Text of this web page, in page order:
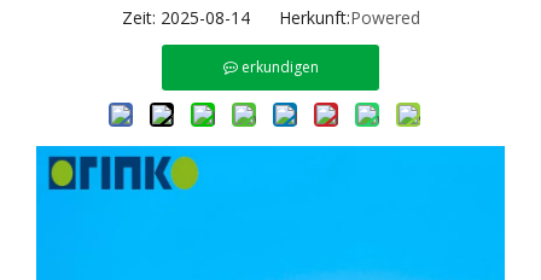
Zeit: 2025-08-14 Herkunft:Powered
erkundigen